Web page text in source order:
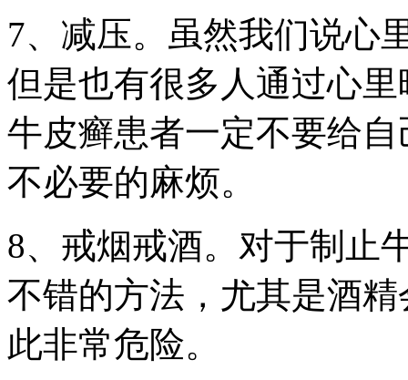
7、减压。虽然我们说心
但是也有很多人通过心
牛皮癣患者一定不要给
不必要的麻烦。
8、戒烟戒酒。对于制止
不错的方法，尤其是酒
此非常危险。